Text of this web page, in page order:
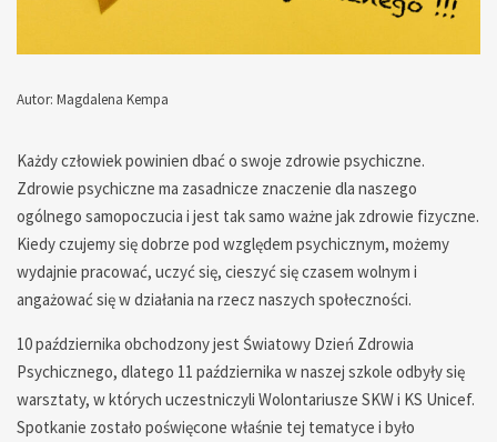
Autor: Magdalena Kempa
Każdy człowiek powinien dbać o swoje zdrowie psychiczne.
Zdrowie psychiczne ma zasadnicze znaczenie dla naszego
ogólnego samopoczucia i jest tak samo ważne jak zdrowie fizyczne.
Kiedy czujemy się dobrze pod względem psychicznym, możemy
wydajnie pracować, uczyć się, cieszyć się czasem wolnym i
angażować się w działania na rzecz naszych społeczności.
10 października obchodzony jest Światowy Dzień Zdrowia
Psychicznego, dlatego 11 października w naszej szkole odbyły się
warsztaty, w których uczestniczyli Wolontariusze SKW i KS Unicef.
Spotkanie zostało poświęcone właśnie tej tematyce i było